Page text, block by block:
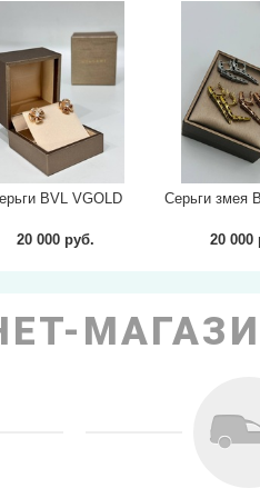
BVL VGOLD
20 000 руб.
Серьги змея
20 000